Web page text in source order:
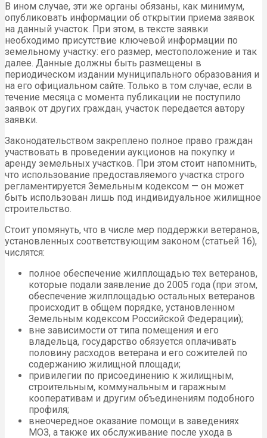
В ином случае, эти же органы обязаны, как минимум,
опубликовать информации об открытии приема заявок
на данный участок. При этом, в тексте заявки
необходимо присутствие ключевой информации по
земельному участку: его размер, местоположение и так
далее. Данные должны быть размещены в
периодическом издании муниципального образования и
на его официальном сайте. Только в том случае, если в
течение месяца с момента публикации не поступило
заявок от других граждан, участок передается автору
заявки.
Законодательством закреплено полное право граждан
участвовать в проведении аукционов на покупку и
аренду земельных участков. При этом стоит напомнить,
что использование предоставляемого участка строго
регламентируется Земельным кодексом — он может
быть использован лишь под индивидуальное жилищное
строительство.
Стоит упомянуть, что в числе мер поддержки ветеранов,
установленных соответствующим законом (статьей 16),
числятся:
полное обеспечение жилплощадью тех ветеранов,
которые подали заявление до 2005 года (при этом,
обеспечение жилплощадью остальных ветеранов
происходит в общем порядке, установленном
Земельным кодексом Российской Федерации);
вне зависимости от типа помещения и его
владельца, государство обязуется оплачивать
половину расходов ветерана и его сожителей по
содержанию жилищной площади;
привилегии по присоединению к жилищным,
строительным, коммунальным и гаражным
кооперативам и другим объединениям подобного
профиля;
внеочередное оказание помощи в заведениях
МОЗ, а также их обслуживание после ухода в